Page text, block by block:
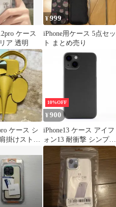
ケース
ア 透明
¥999
iPhone用ケース 5点セッ
ト まとめ売り
ケース シ
掛けストラ
10%OFF
¥900
iPhone13 ケース アイフ
ォン13 耐衝撃 シンプル
さらさら ハード ケース
【Color】 ブラック